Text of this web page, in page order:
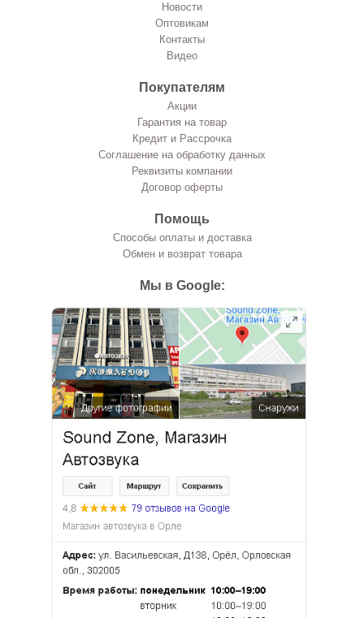
Новости
Оптовикам
Контакты
Видео
Покупателям
Акции
Гарантия на товар
Кредит и Рассрочка
Соглашение на обработку данных
Реквизиты компании
Договор оферты
Помощь
Способы оплаты и доставка
Обмен и возврат товара
Мы в Google: